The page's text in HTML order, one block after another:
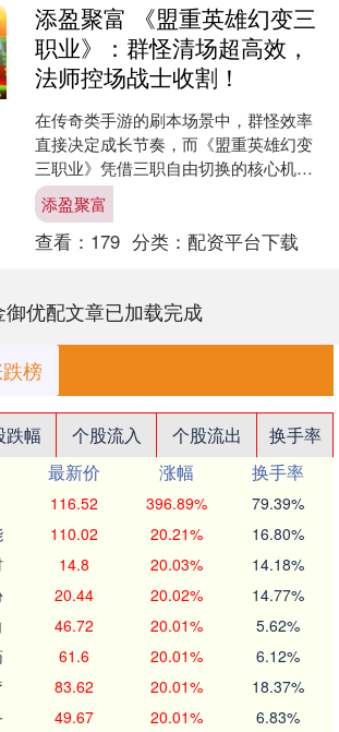
添盈聚富 《盟重英雄幻变三
职业》：群怪清场超高效，
法师控场战士收割！
在传奇类手游的刷本场景中，群怪效率
直接决定成长节奏，而《盟重英雄幻变
三职业》凭借三职自由切换的核心机
制，让法师控场与战士收割形成完美闭
环，成为群怪清场的最优解。....
添盈聚富
查看： 179 分类： 配资平台下载
御优配文章已加载完成
榜
跌幅 个股流入 个股流出
换手率
最新价 涨幅
换手率
116.52 396.89% 79.39%
110.02 20.21% 16.80%
14.8 20.03% 14.18%
20.44 20.02% 14.77%
46.72 20.01% 5.62%
61.6 20.01% 6.12%
83.62 20.01% 18.37%
49.67 20.01% 6.83%